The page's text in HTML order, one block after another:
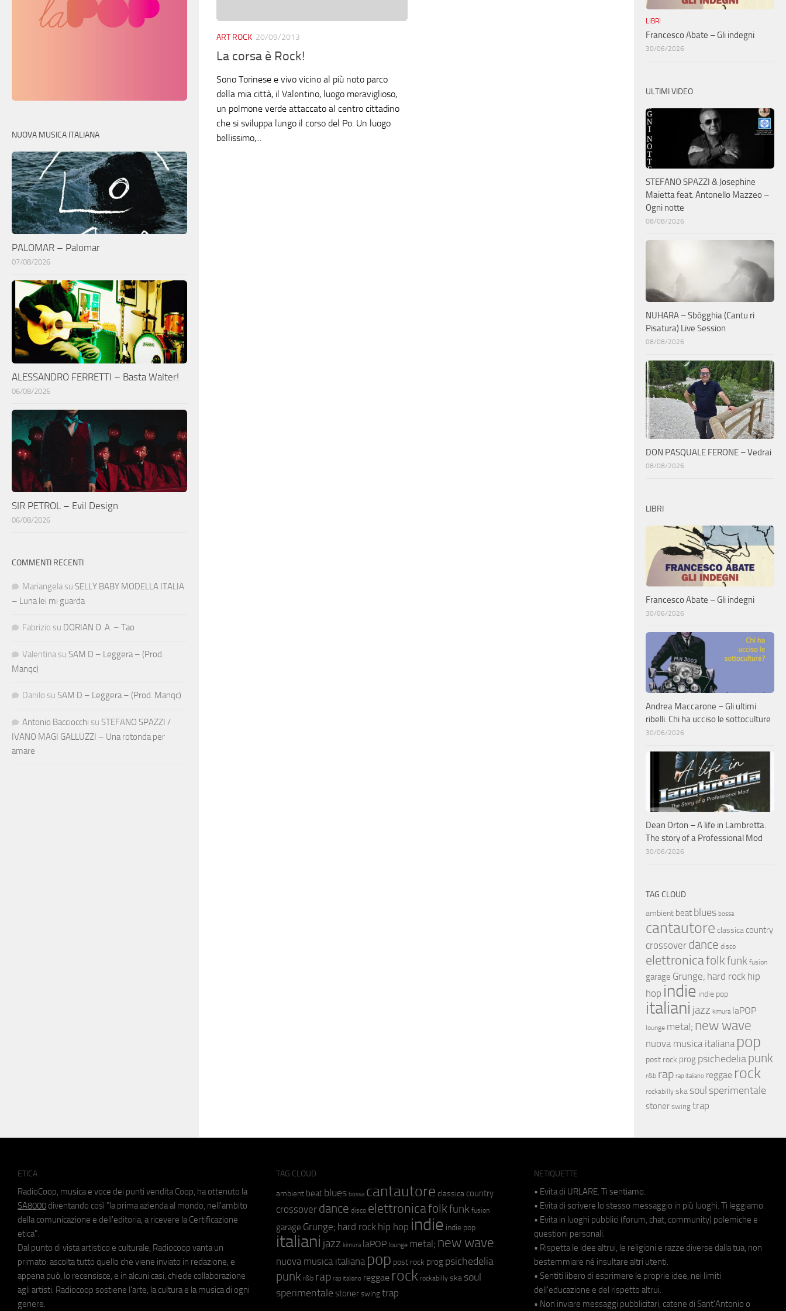
ART ROCK 20/09/2013
La corsa è Rock!
Sono Torinese e vivo vicino al più noto parco
della mia città, il Valentino, luogo meraviglioso,
un polmone verde attaccato al centro cittadino
che si sviluppa lungo il corso del Po. Un luogo
bellissimo,...
NUOVA MUSICA ITALIANA
PALOMAR – Palomar
07/08/2026
ALESSANDRO FERRETTI – Basta Walter!
06/08/2026
SIR PETROL – Evil Design
06/08/2026
COMMENTI RECENTI
Mariangela su SELLY BABY MODELLA ITALIA
– Luna lei mi guarda
Fabrizio su DORIAN O. A. – Tao
Valentina su SAM D – Leggera – (Prod.
Manqc)
Danilo su SAM D – Leggera – (Prod. Manqc)
Antonio Bacciocchi su STEFANO SPAZZI /
IVANO MAGI GALLUZZI – Una rotonda per
amare
LIBRI
Francesco Abate – Gli indegni
30/06/2026
ULTIMI VIDEO
STEFANO SPAZZI & Josephine
Maietta feat. Antonello Mazzeo –
Ogni notte
08/08/2026
NUHARA – Sbògghia (Cantu ri
Pisatura) Live Session
08/08/2026
DON PASQUALE FERONE – Vedrai
08/08/2026
LIBRI
Francesco Abate – Gli indegni
30/06/2026
Andrea Maccarone – Gli ultimi
ribelli. Chi ha ucciso le sottoculture
30/06/2026
Dean Orton – A life in Lambretta.
The story of a Professional Mod
30/06/2026
TAG CLOUD
ambient beat blues bossa
cantautore classica country
crossover dance disco
elettronicafolkfunk fusion
garage Grunge; hard rock hip
hop indie indie pop
italiani jazz kimura laPOP
lounge metal; new wave
nuova musica italiana pop
post rock prog psichedeliapunk
r&b rap rap italiano reggae rock
rockabilly ska soul sperimentale
stoner swing trap
ETICA
RadioCoop, musica e voce dei punti vendita Coop, ha ottenuto la
SA8000 diventando così "la prima azienda al mondo, nell'ambito
della comunicazione e dell'editoria, a ricevere la Certificazione
etica".
Dal punto di vista artistico e culturale, Radiocoop vanta un
primato: ascolta tutto quello che viene inviato in redazione, e
appena può, lo recensisce, e in alcuni casi, chiede collaborazione
agli artisti. Radiocoop sostiene l'arte, la cultura e la musica di ogni
genere.
TAG CLOUD
ambient beat blues bossa cantautore classica country
crossover dance disco elettronicafolkfunk fusion
garage Grunge; hard rock hip hop indie indie pop
italiani jazz kimura laPOP lounge metal; new wave
nuova musica italiana pop post rock prog psichedelia
punk r&b rap rap italiano reggae rock rockabilly ska soul
sperimentale stoner swing trap
NETIQUETTE
• Evita di URLARE. Ti sentiamo.
• Evita di scrivere lo stesso messaggio in più luoghi. Ti leggiamo.
• Evita in luoghi pubblici (forum, chat, community) polemiche e
questioni personali.
• Rispetta le idee altrui, le religioni e razze diverse dalla tua, non
bestemmiare né insultare altri utenti.
• Sentiti libero di esprimere le proprie idee, nei limiti
dell'educazione e del rispetto altrui.
• Non inviare messaggi pubblicitari, catene di Sant'Antonio o